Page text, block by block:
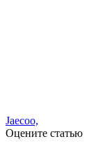
Jaecoo,
Оцените статью